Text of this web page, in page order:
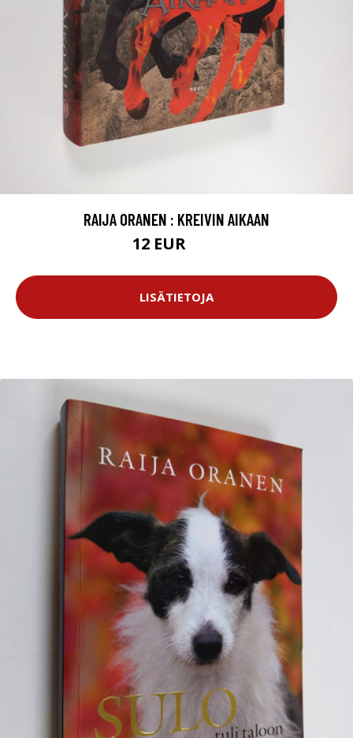
RAIJA ORANEN : KREIVIN AIKAAN
12 EUR
LISÄTIETOJA